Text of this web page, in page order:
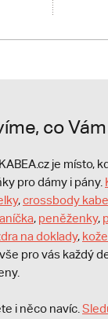
co
je místo,
pro dámy i pány.
,crossbody
, peněženky,
na doklady,
pro vás každý
i něco navíc. S